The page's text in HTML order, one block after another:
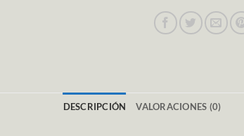
DESCRIPCIÓN VALORACIONES (0)